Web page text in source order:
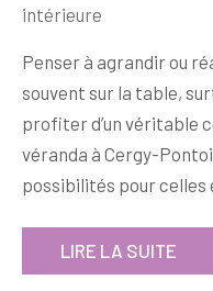
intérieure
Penser à agrandir ou
souvent sur la table,
profiter d’un véritable
véranda à Cergy-
possibilités pour
LIRE LA SUITE